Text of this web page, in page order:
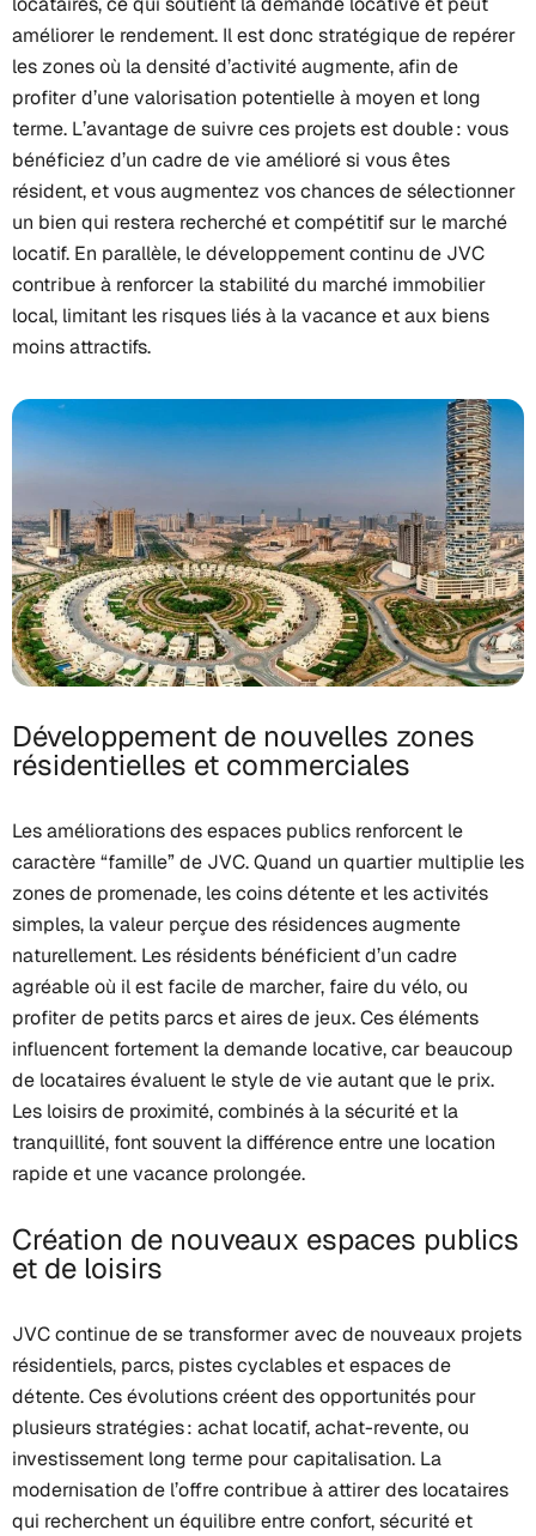
améliorer le rendement. Il est donc stratégique de repérer
les zones où la densité d’activité augmente, afin de
profiter d’une valorisation potentielle à moyen et long
terme. L’avantage de suivre ces projets est double : vous
bénéficiez d’un cadre de vie amélioré si vous êtes
résident, et vous augmentez vos chances de sélectionner
un bien qui restera recherché et compétitif sur le marché
locatif. En parallèle, le développement continu de JVC
contribue à renforcer la stabilité du marché immobilier
local, limitant les risques liés à la vacance et aux biens
moins attractifs.
Développement de nouvelles zones
résidentielles et commerciales
Les améliorations des espaces publics renforcent le
caractère “famille” de JVC. Quand un quartier multiplie les
zones de promenade, les coins détente et les activités
simples, la valeur perçue des résidences augmente
naturellement. Les résidents bénéficient d’un cadre
agréable où il est facile de marcher, faire du vélo, ou
profiter de petits parcs et aires de jeux. Ces éléments
influencent fortement la demande locative, car beaucoup
de locataires évaluent le style de vie autant que le prix.
Les loisirs de proximité, combinés à la sécurité et la
tranquillité, font souvent la différence entre une location
rapide et une vacance prolongée.
Création de nouveaux espaces publics
et de loisirs
JVC continue de se transformer avec de nouveaux projets
résidentiels, parcs, pistes cyclables et espaces de
détente. Ces évolutions créent des opportunités pour
plusieurs stratégies : achat locatif, achat-revente, ou
investissement long terme pour capitalisation. La
modernisation de l’offre contribue à attirer des locataires
qui recherchent un équilibre entre confort, sécurité et